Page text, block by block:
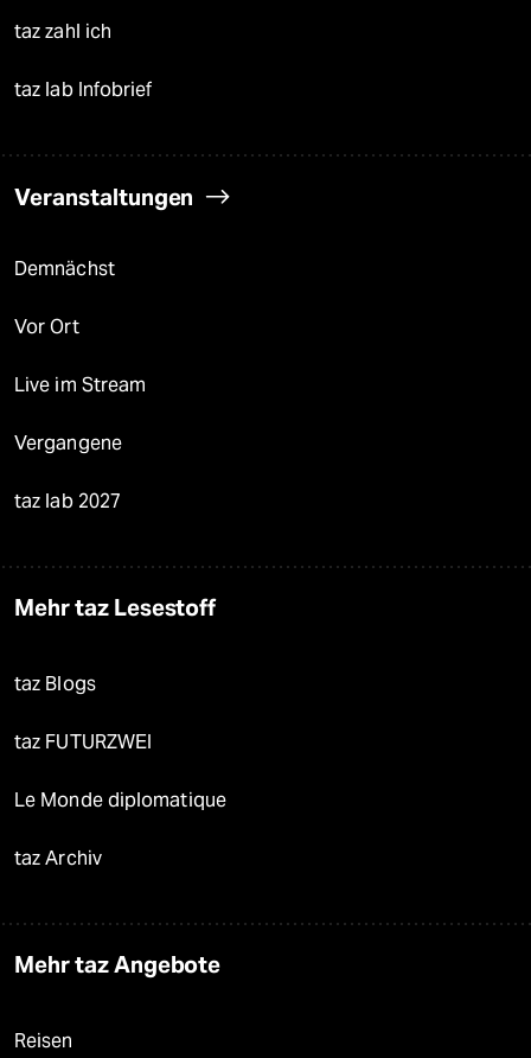
taz zahl ich
taz lab Infobrief
Veranstaltungen
Demnächst
Vor Ort
Live im Stream
Vergangene
taz lab 2027
Mehr taz Lesestoff
taz Blogs
taz FUTURZWEI
Le Monde diplomatique
taz Archiv
Mehr taz Angebote
Reisen